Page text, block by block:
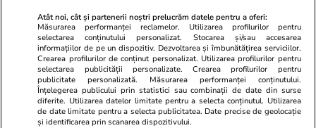
PARTENERI
Atât noi, cât și partenerii noștri prelucrăm datele pentru a oferi:
Măsurarea performanței reclamelor. Utilizarea profilurilor pentru
selectarea conținutului personalizat. Stocarea și/sau accesarea
informațiilor de pe un dispozitiv. Dezvoltarea și îmbunătățirea serviciilor.
Crearea profilurilor de conținut personalizat. Utilizarea profilurilor pentru
selectarea publicității personalizate. Crearea profilurilor pentru
publicitate personalizată. Măsurarea performanței conținutului.
Înțelegerea publicului prin statistici sau combinații de date din surse
diferite. Utilizarea datelor limitate pentru a selecta conținutul. Utilizarea
de date limitate pentru a selecta publicitatea. Date precise de geolocație
și identificarea prin scanarea dispozitivului.